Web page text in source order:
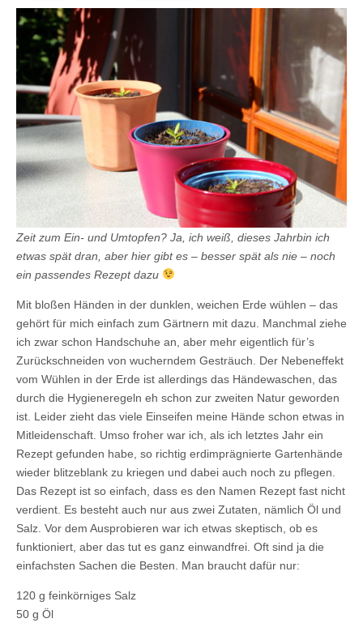
Zeit zum Ein- und Umtopfen? Ja, ich weiß, dieses Jahrbin ich
etwas spät dran, aber hier gibt es – besser spät als nie – noch
ein passendes Rezept dazu
Mit bloßen Händen in der dunklen, weichen Erde wühlen – das
gehört für mich einfach zum Gärtnern mit dazu. Manchmal ziehe
ich zwar schon Handschuhe an, aber mehr eigentlich für’s
Zurückschneiden von wucherndem Gesträuch. Der Nebeneffekt
vom Wühlen in der Erde ist allerdings das Händewaschen, das
durch die Hygieneregeln eh schon zur zweiten Natur geworden
ist. Leider zieht das viele Einseifen meine Hände schon etwas in
Mitleidenschaft. Umso froher war ich, als ich letztes Jahr ein
Rezept gefunden habe, so richtig erdimprägnierte Gartenhände
wieder blitzeblank zu kriegen und dabei auch noch zu pflegen.
Das Rezept ist so einfach, dass es den Namen Rezept fast nicht
verdient. Es besteht auch nur aus zwei Zutaten, nämlich Öl und
Salz. Vor dem Ausprobieren war ich etwas skeptisch, ob es
funktioniert, aber das tut es ganz einwandfrei. Oft sind ja die
einfachsten Sachen die Besten. Man braucht dafür nur:
120 g feinkörniges Salz
50 g Öl